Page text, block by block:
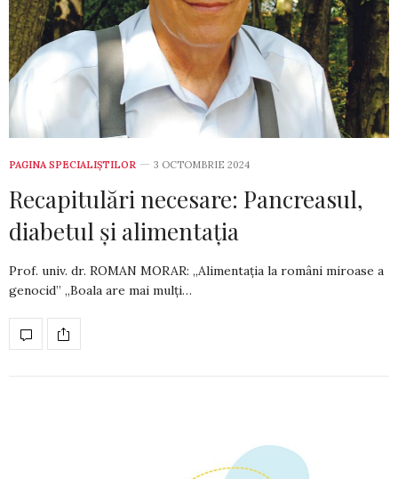
PAGINA SPECIALIȘTILOR 3 OCTOMBRIE 2024
Recapitulări necesare: Pancreasul,
diabetul și alimentația
Prof. univ. dr. ROMAN MORAR: „Alimentația la români miroase a
genocid” „Boala are mai mulți…